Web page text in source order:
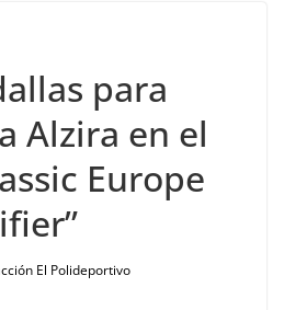
para
Alzira en el
Europe
El Polideportivo